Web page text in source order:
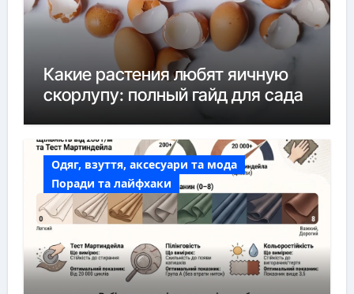
Какие растения любят яичную
скорлупу: полный гайд для сада
Одяг, взуття, аксесуари та мода
Поради та лайфхаки